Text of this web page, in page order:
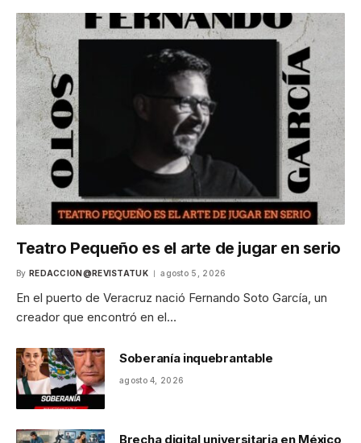
Teatro Pequeño es el arte de jugar en serio
By REDACCION@REVISTATUK agosto 5, 2026
En el puerto de Veracruz nació Fernando Soto García, un
creador que encontró en el…
Soberanía inquebrantable
agosto 4, 2026
Brecha digital universitaria en México